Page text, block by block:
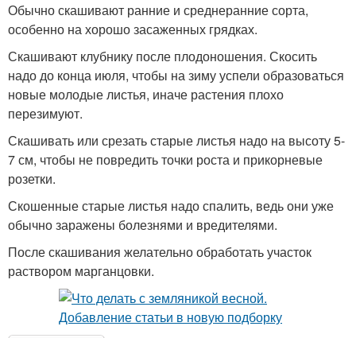
Обычно скашивают ранние и среднеранние сорта,
особенно на хорошо засаженных грядках.
Скашивают клубнику после плодоношения. Скосить
надо до конца июля, чтобы на зиму успели образоваться
новые молодые листья, иначе растения плохо
перезимуют.
Скашивать или срезать старые листья надо на высоту 5-
7 см, чтобы не повредить точки роста и прикорневые
розетки.
Скошенные старые листья надо спалить, ведь они уже
обычно заражены болезнями и вредителями.
После скашивания желательно обработать участок
раствором марганцовки.